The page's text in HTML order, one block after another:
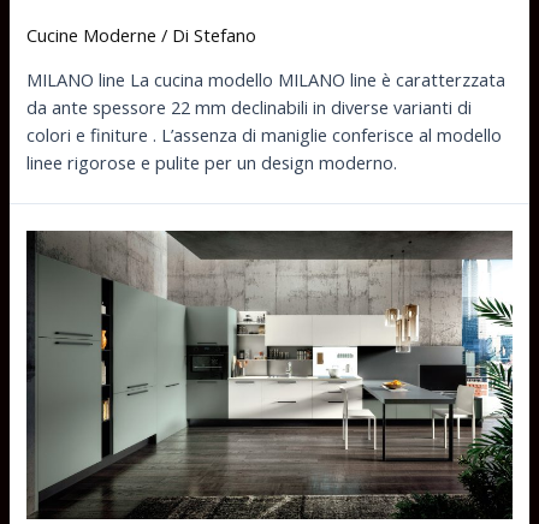
Cucine Moderne / DiStefano
MILANO line La cucina modello MILANO line è caratterzzata
da ante spessore 22 mm declinabili in diverse varianti di
colori e finiture . L’assenza di maniglie conferisce al modello
linee rigorose e pulite per un design moderno.